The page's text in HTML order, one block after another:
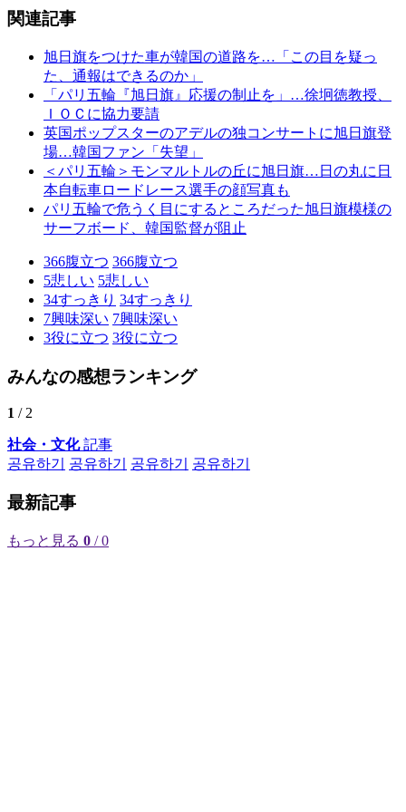
関連記事
旭日旗をつけた車が韓国の道路を…「この目を疑っ
た、通報はできるのか」
「パリ五輪『旭日旗』応援の制止を」…徐坰徳教授、
ＩＯＣに協力要請
英国ポップスターのアデルの独コンサートに旭日旗登
場…韓国ファン「失望」
＜パリ五輪＞モンマルトルの丘に旭日旗…日の丸に日
本自転車ロードレース選手の顔写真も
パリ五輪で危うく目にするところだった旭日旗模様の
サーフボード、韓国監督が阻止
366腹立つ 366腹立つ
5悲しい 5悲しい
34すっきり 34すっきり
7興味深い 7興味深い
3役に立つ 3役に立つ
みんなの感想ランキング
1 / 2
社会・文化記事
공유하기
공유하기 공유하기 공유하기
最新記事
もっと見る 0 / 0